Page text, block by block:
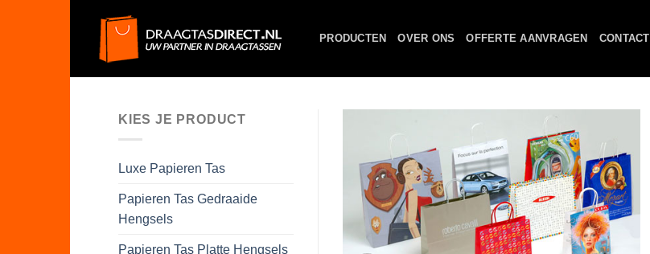
content
PRODUCTEN OVER ONS OFFERTE AANVRAGEN CONTACT
KIES JE PRODUCT
Luxe Papieren Tas
Papieren Tas Gedraaide
Hengsels
Papieren Tas Platte Hengsels